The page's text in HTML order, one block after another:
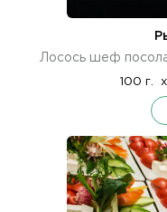
Лосось шеф
100 г. x